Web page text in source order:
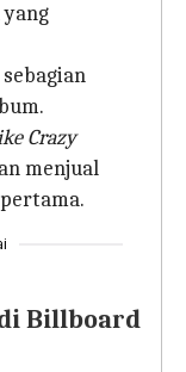
Crazy
menjual
Billboard